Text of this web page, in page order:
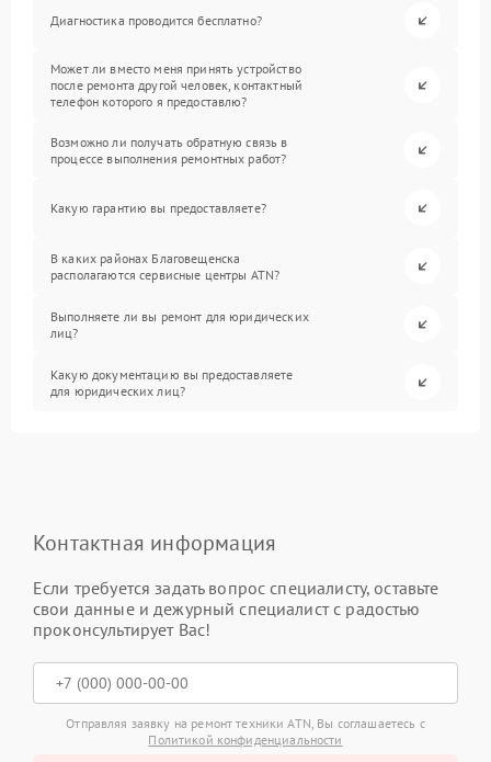
Диагностика проводится бесплатно?
Может ли вместо меня принять устройство
после ремонта другой человек, контактный
телефон которого я предоставлю?
Возможно ли получать обратную связь в
процессе выполнения ремонтных работ?
Какую гарантию вы предоставляете?
В каких районах Благовещенска
располагаются сервисные центры ATN?
Выполняете ли вы ремонт для юридических
лиц?
Какую документацию вы предоставляете
для юридических лиц?
Контактная информация
Если требуется задать вопрос специалисту, оставьте
свои данные и дежурный специалист с радостью
проконсультирует Вас!
Отправляя заявку на ремонт техники ATN, Вы соглашаетесь с
Политикой конфиденциальности